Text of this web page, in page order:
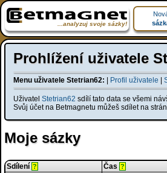
...analyzuj svoje sázky!
Prohlížení uživatele
Menu uživatele Stetrian62: Profil uživatele
Uživatel Stetrian62 sdílí tato data se všemi
Svůj účet na Betmagnetu můžeš sdílet na
Moje sázky
Sdílení ? Čas ?